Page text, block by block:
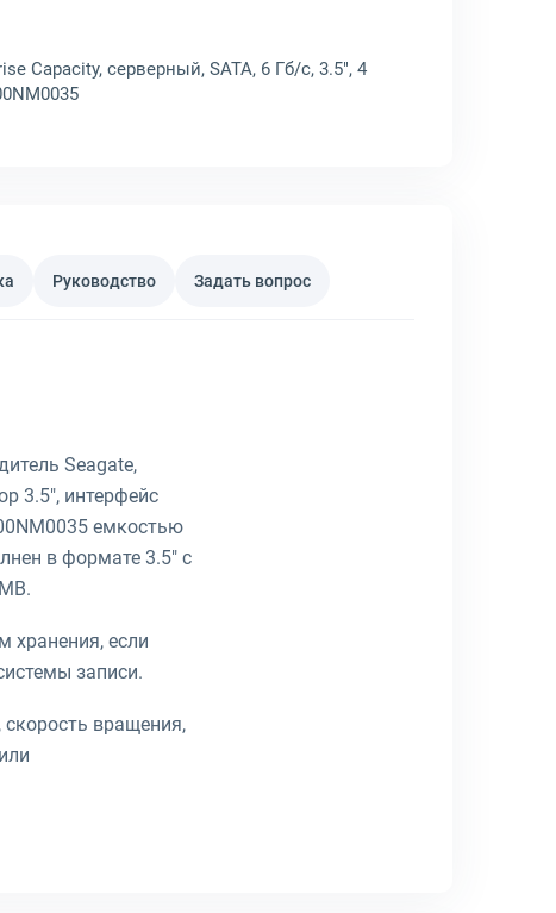
Capacity, серверный, SATA, 6 Гб/с, 3.5", 4
Руководство Задать вопрос
Seagate,
3.5", интерфейс
емкостью
в формате 3.5" с
хранения, если
записи.
вращения,